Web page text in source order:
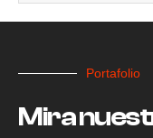
Portafolio
Mira